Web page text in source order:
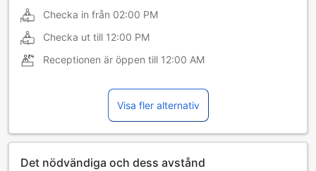
Checka in från 02:00 PM
Checka ut till 12:00 PM
Receptionen är öppen till 12:00 AM
Visa fler alternativ
Det nödvändiga och dess avstånd